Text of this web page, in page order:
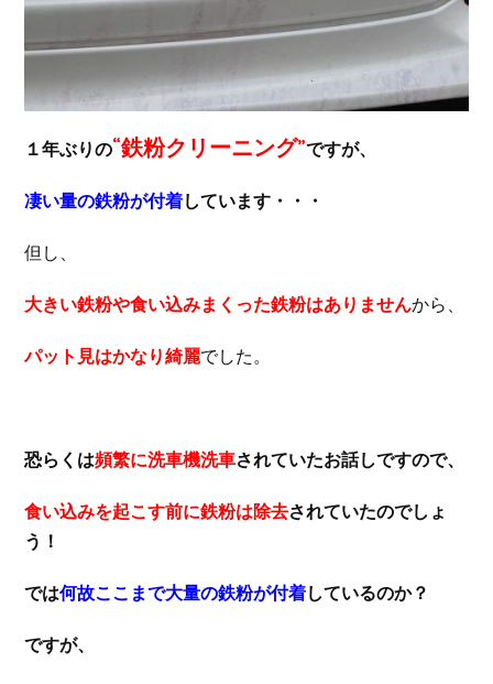
１年ぶりの“鉄粉クリーニング”ですが、
凄い量の鉄粉が付着しています・・・
但し、
大きい鉄粉や食い込みまくった鉄粉はありませんから、
パット見はかなり綺麗でした。
恐らくは頻繁に洗車機洗車されていたお話しですので、
食い込みを起こす前に鉄粉は除去されていたのでしょ
う！
では何故ここまで大量の鉄粉が付着しているのか？
ですが、